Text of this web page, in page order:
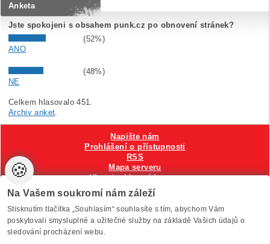
Anketa
Jste spokojeni s obsahem punk.cz po obnovení stránek?
(52%)
ANO
(48%)
NE
Celkem hlasovalo 451.
Archiv anket.
VytvořiloAnawe , provozuje Anawe a Špína
Napište nám
Prohlášení o přístupnosti
RSS
Mapa serveru
Hlavni reklamní banner
Nastavení cookies
🍪
Na Vašem soukromí nám záleží
Stisknutím tlačítka „Souhlasím“ souhlasíte s tím, abychom Vám
poskytovali smysluplné a užitečné služby na základě Vašich údajů o
sledování procházení webu.